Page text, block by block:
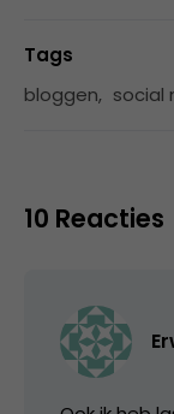
Tags
bloggen, social
10 Reacties